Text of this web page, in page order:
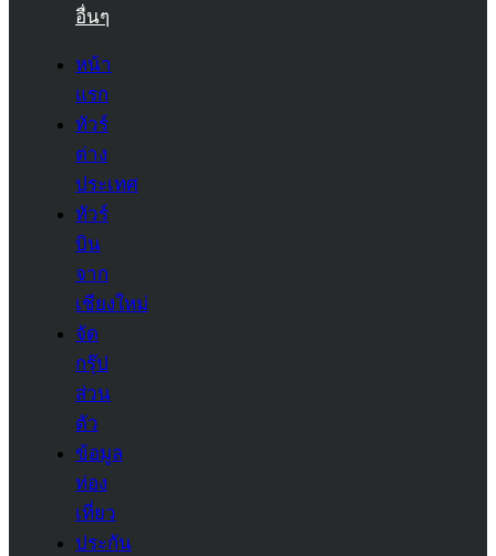
อื่นๆ
หน้า
แรก
ทัวร์
ต่าง
ประเทศ
ทัวร์
บิน
จาก
เชียงใหม่
จัด
กรุ๊ป
ส่วน
ตัว
ข้อมูล
ท่อง
เที่ยว
ประกัน